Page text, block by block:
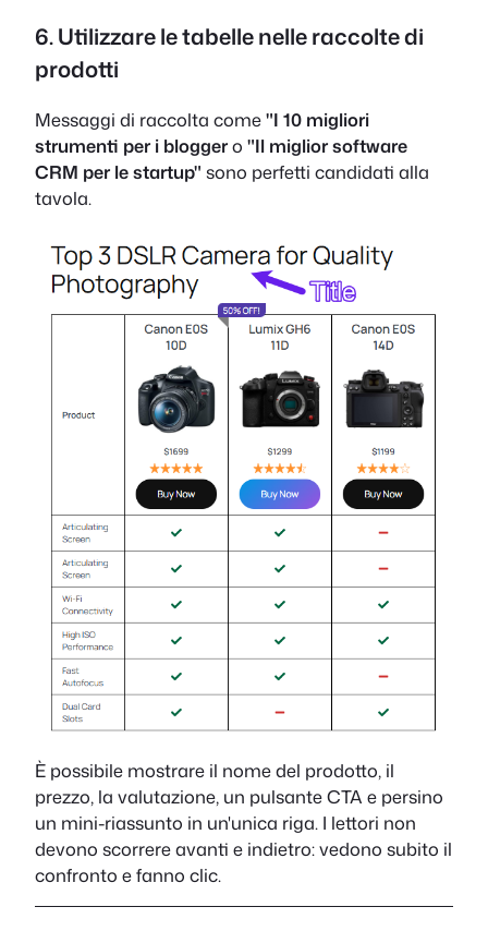
6. Utilizzare le tabelle nelle raccolte di
prodotti
Messaggi di raccolta come"I 10 migliori
strumenti per i bloggero "Il miglior software
CRM per le startup" sono perfetti candidati alla
tavola.
È possibile mostrare il nome del prodotto, il
prezzo, la valutazione, un pulsante CTA e persino
un mini-riassunto in un'unica riga. I lettori non
devono scorrere avanti e indietro: vedono subito il
confronto e fanno clic.